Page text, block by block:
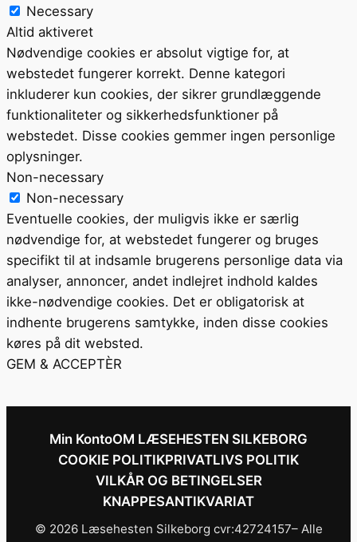
Necessary
Altid aktiveret
Nødvendige cookies er absolut vigtige for, at
webstedet fungerer korrekt. Denne kategori
inkluderer kun cookies, der sikrer grundlæggende
funktionaliteter og sikkerhedsfunktioner på
webstedet. Disse cookies gemmer ingen personlige
oplysninger.
Non-necessary
Non-necessary
Eventuelle cookies, der muligvis ikke er særlig
nødvendige for, at webstedet fungerer og bruges
specifikt til at indsamle brugerens personlige data via
analyser, annoncer, andet indlejret indhold kaldes
ikke-nødvendige cookies. Det er obligatorisk at
indhente brugerens samtykke, inden disse cookies
køres på dit websted.
GEM & ACCEPTÈR
Min KontoOM LÆSEHESTEN SILKEBORG
COOKIE POLITIKPRIVATLIVS POLITIK
VILKÅR OG BETINGELSER
KNAPPESANTIKVARIAT
© 2026 Læsehesten Silkeborg cvr:42724157– Alle